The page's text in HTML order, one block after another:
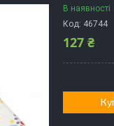
В наявності
Код: 46744
127 ₴